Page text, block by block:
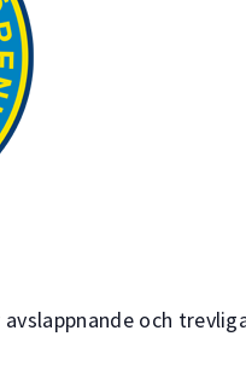
avslappnande och